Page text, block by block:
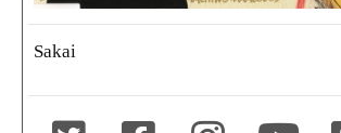
Sakai